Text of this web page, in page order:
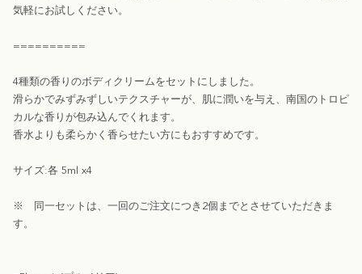
気軽にお試しください。
==========
4種類の香りのボディクリームをセットにしました。
滑らかでみずみずしいテクスチャーが、肌に潤いを与え、南国のトロピ
カルな香りが包み込んでくれます。
香水よりも柔らかく香らせたい方にもおすすめです。
サイズ:各 5ml x4
※ 同一セットは、一回のご注文につき2個までとさせていただきま
す。